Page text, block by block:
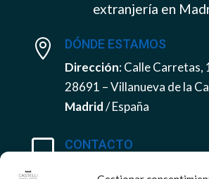
extranjería en

DÓNDE ESTAMOS
Dirección: Calle Carretas,
28691 – Villanueva de la
Madrid/ España

CONTACTO